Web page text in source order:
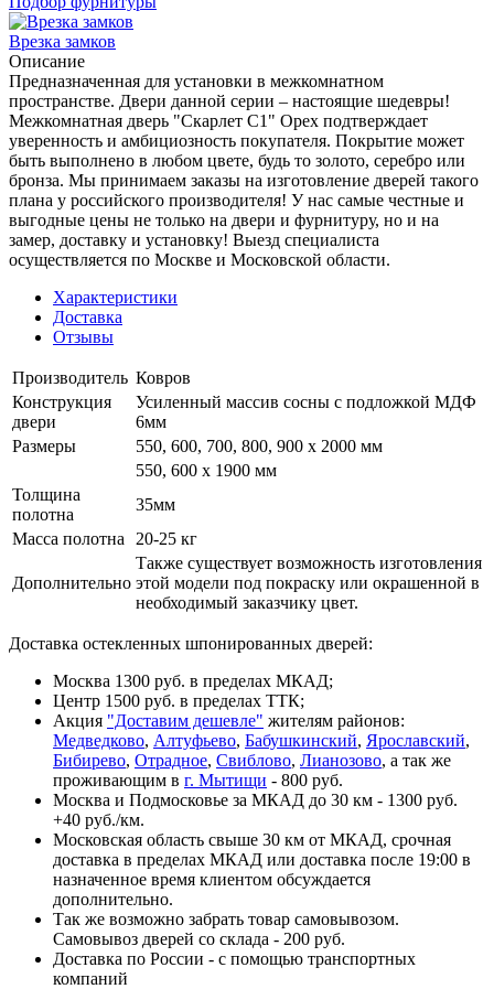
Врезка замков
Описание
Предназначенная для установки в межкомнатном
пространстве. Двери данной серии – настоящие шедевры!
Межкомнатная дверь "Скарлет С1" Орех подтверждает
уверенность и амбициозность покупателя. Покрытие может
быть выполнено в любом цвете, будь то золото, серебро или
бронза. Мы принимаем заказы на изготовление дверей такого
плана у российского производителя! У нас самые честные и
выгодные цены не только на двери и фурнитуру, но и на
замер, доставку и установку! Выезд специалиста
осуществляется по Москве и Московской области.
Характеристики
Доставка
Отзывы
Производитель Ковров
Конструкция
двери
Усиленный массив сосны с подложкой МДФ
6мм
Размеры
550, 600, 700, 800, 900 x 2000 мм
550, 600 х 1900 мм
Толщина
полотна
35мм
Масса полотна
20-25 кг
Дополнительно
Также существует возможность изготовления
этой модели под покраску или окрашенной в
необходимый заказчику цвет.
Доставка остекленных шпонированных дверей:
Москва 1300 руб. в пределах МКАД;
Центр 1500 руб. в пределах ТТК;
Акция "Доставим дешевле" жителям районов:
Медведково, Алтуфьево, Бабушкинский, Ярославский,
Бибирево, Отрадное, Свиблово, Лианозово, а так же
проживающим в г. Мытищи - 800 руб.
Москва и Подмосковье за МКАД до 30 км - 1300 руб.
+40 руб./км.
Московская область свыше 30 км от МКАД, срочная
доставка в пределах МКАД или доставка после 19:00 в
назначенное время клиентом обсуждается
дополнительно.
Так же возможно забрать товар самовывозом.
Самовывоз дверей со склада - 200 руб.
Доставка по России - с помощью транспортных
компаний